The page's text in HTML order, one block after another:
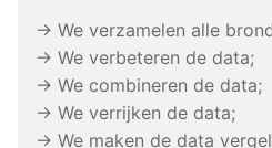
→ We verzamelen alle
→ We verbeteren de data;
→ We combineren de data;
→ We verrijken de data;
→ We maken de data